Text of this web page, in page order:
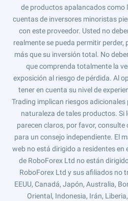
de productos apalancados como
cuentas de inversores minoristas
con este proveedor. Usted no
realmente se pueda permitir perder,
más que su inversión total. No
que comprenda totalmente la
exposición al riesgo de pérdida. Al
tener en cuenta su nivel de
Trading implican riesgos
naturaleza de tales productos. Si
parecen claros, por favor,
para un consejo independiente. El
web no está dirigido a residentes en
de RoboForex Ltd no están
RoboForex Ltd y sus afiliados no
EEUU, Canadá, Japón, Australia,
Oriental, Indonesia, Irán,